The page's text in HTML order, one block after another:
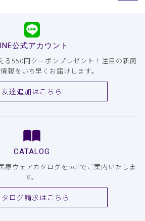
公式アカウント
る550円クーポンプレゼント！注目の新商
報をいち早くお届けします。
友達追加はこちら
CATALOG
療ウェアカタログをpdfでご案内いたしま
す。
タログ請求はこちら